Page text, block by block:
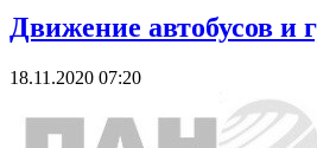
Движение автобусов и
18.11.2020 07:20